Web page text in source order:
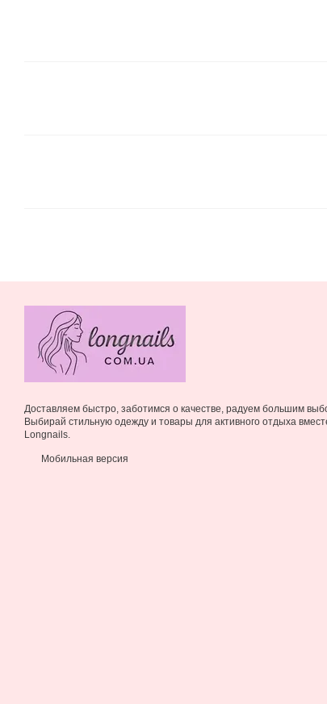
Доставляем быстро, заботимся о качестве, радуем большим
Выбирай стильную одежду и товары для активного отдыха
Longnails.
Мобильная версия